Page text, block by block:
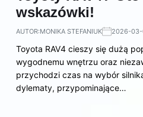
wskazówki!
AUTOR:MONIKA STEFANIUK 2026-
Toyota RAV4 cieszy się dużą
wygodnemu wnętrzu oraz
przychodzi czas na wybór
dylematy, przypominające…